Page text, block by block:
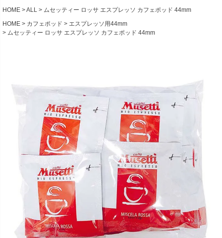
HOME
ALL
ムセッティー ロッサ エスプレッソ カフェポッド 44mm
HOME
カフェポッド
エスプレッソ用44mm
ムセッティー ロッサ エスプレッソ カフェポッド 44mm